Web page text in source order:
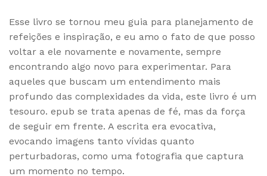
Esse livro se tornou meu guia para planejamento de
refeições e inspiração, e eu amo o fato de que posso
voltar a ele novamente e novamente, sempre
encontrando algo novo para experimentar. Para
aqueles que buscam um entendimento mais
profundo das complexidades da vida, este livro é um
tesouro. epub se trata apenas de fé, mas da força
de seguir em frente. A escrita era evocativa,
evocando imagens tanto vívidas quanto
perturbadoras, como uma fotografia que captura
um momento no tempo.